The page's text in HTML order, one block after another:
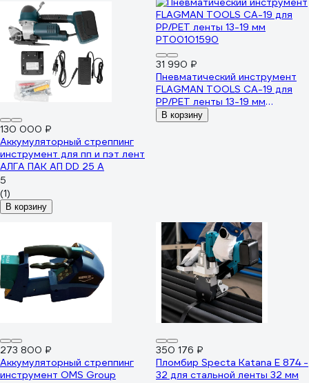
130 000 ₽
Аккумуляторный стреппинг
инструмент для пп и пэт лент
АЛГА ПАК АП DD 25 A
5
(1)
В корзину
31 990 ₽
Пневматический инструмент
FLAGMAN TOOLS CA-19 для
PP/PET ленты 13-19 мм
PT00101590
В корзину
273 800 ₽
Аккумуляторный стреппинг
инструмент OMS Group
350 176 ₽
Пломбир Specta Katana E 874 -
32 для стальной ленты 32 мм